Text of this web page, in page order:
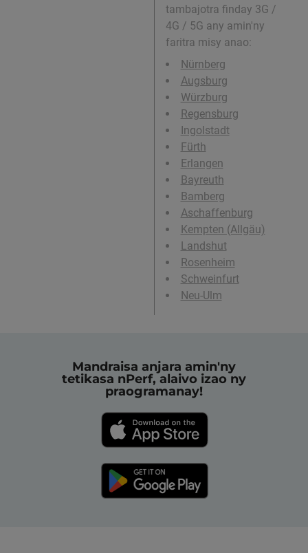
tambajotra finday 3G /
4G / 5G any amin'ny
faritra misy anao:
Nürnberg
Augsburg
Würzburg
Regensburg
Ingolstadt
Fürth
Erlangen
Bayreuth
Bamberg
Aschaffenburg
Kempten (Allgäu)
Landshut
Rosenheim
Schweinfurt
Neu-Ulm
Mandraisa anjara amin'ny
tetikasa nPerf, alaivo izao ny
praogramanay!